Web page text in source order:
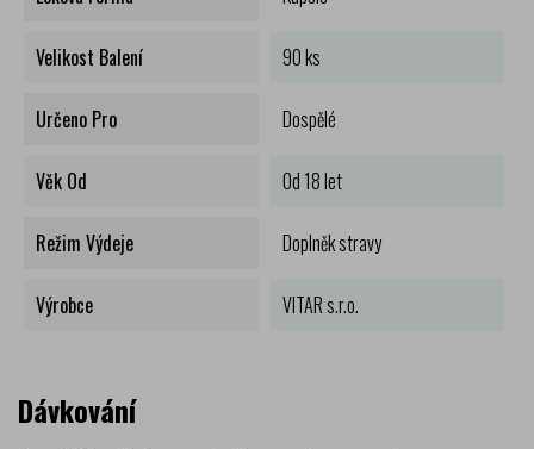
Velikost Balení 90 ks
Určeno Pro Dospělé
Věk Od Od 18 let
Režim Výdeje Doplněk stravy
Výrobce VITAR s.r.o.
Dávkování